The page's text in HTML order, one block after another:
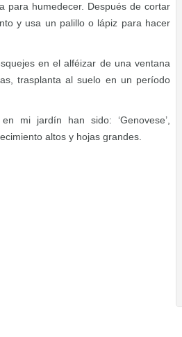
para humedecer. Después de cortar
y usa un palillo o lápiz para hacer
en el alféizar de una ventana
trasplanta al suelo en un período
mi jardín han sido: ‘Genovese’,
altos y hojas grandes.